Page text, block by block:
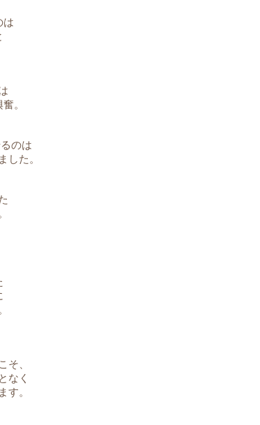
は
。
のは
した。
そ、
なく
す。